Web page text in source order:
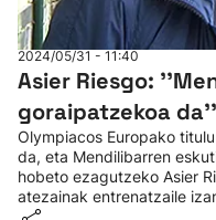
2024/05/31 - 11:40
Asier Riesgo:
goraipatzekoa da''
Olympiacos Europako
da, eta Mendilibarren
hobeto ezagutzeko Asier
atezainak entrenatzaile